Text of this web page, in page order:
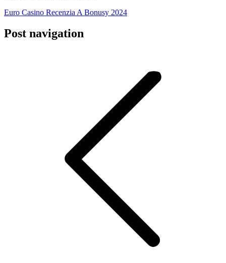
Euro Casino Recenzia A Bonusy 2024
Post navigation